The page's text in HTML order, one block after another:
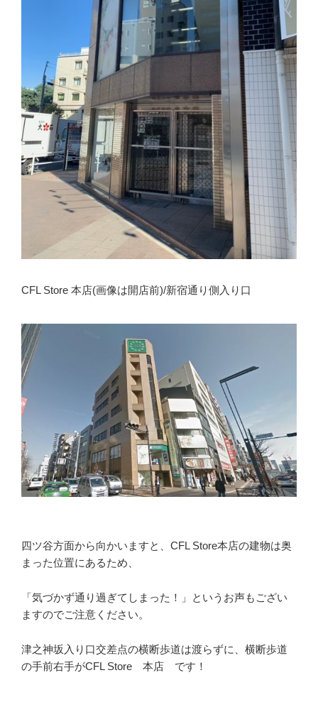
CFL Store 本店(画像は開店前)/新宿通り側入り口
四ツ谷方面から向かいますと、CFL Store本店の建物は奥
まった位置にあるため、
「気づかず通り過ぎてしまった！」というお声もござい
ますのでご注意ください。
津之神坂入り口交差点の横断歩道は渡らずに、横断歩道
の手前右手がCFL Store 本店 です！